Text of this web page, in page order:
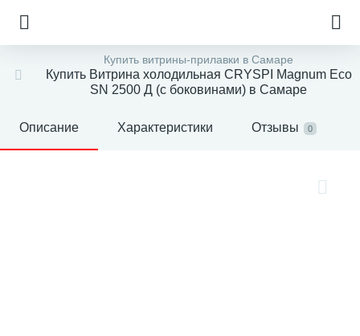
Купить витрины-прилавки в Самаре
Купить Витрина холодильная CRYSPI Magnum Eco
SN 2500 Д (с боковинами) в Самаре
Описание Характеристики Отзывы 0